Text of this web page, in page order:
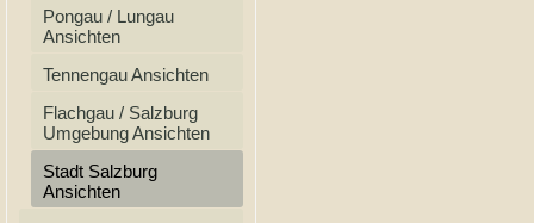
Pongau / Lungau
Ansichten
Tennengau Ansichten
Flachgau / Salzburg
Umgebung Ansichten
Stadt Salzburg
Ansichten